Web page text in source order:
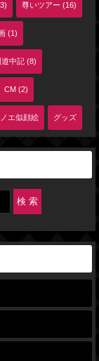
尊いツアー (16)
(1)
道中記 (8)
CM (2)
エ似顔絵 グッズ